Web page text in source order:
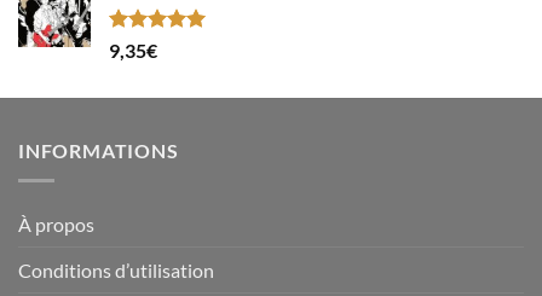
Note5.00
sur 5
9,35€
INFORMATIONS
À propos
Conditions d’utilisation